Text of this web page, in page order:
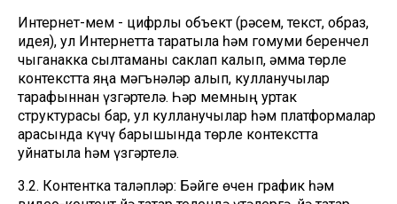
Интернет-мем - цифрлы объект (рәсем, текст, образ,
идея), ул Интернетта таратыла һәм гомуми беренчел
чыганакка сылтаманы саклап калып, әмма төрле
контекстта яңа мәгънәләр алып, кулланучылар
тарафыннан үзгәртелә. Һәр мемның уртак
структурасы бар, ул кулланучылар һәм платформалар
арасында күчү барышында төрле контекстта
уйнатыла һәм үзгәртелә.
3.2. Контентка таләпләр: Бәйге өчен график һәм